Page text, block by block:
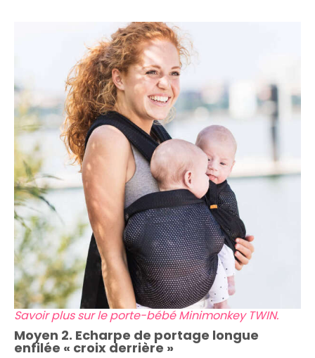
Savoir plus sur le porte-bébé Minimonkey TWIN.
Moyen 2. Echarpe de portage longue
enfilée « croix derrière »